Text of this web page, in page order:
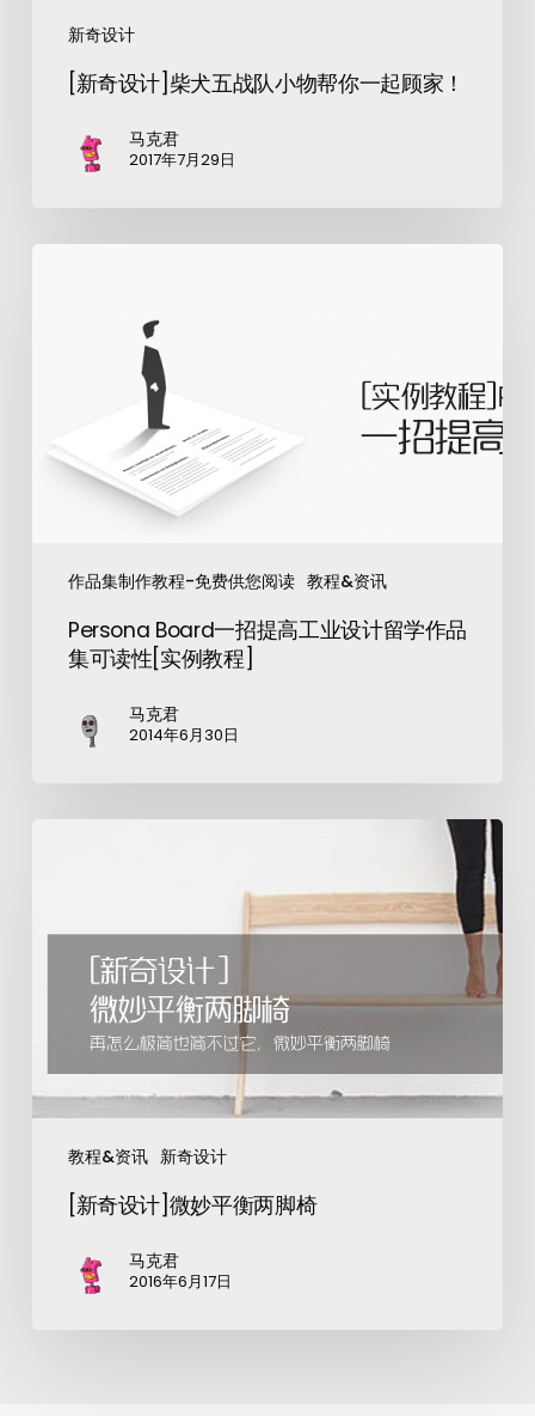
新奇设计
[新奇设计]柴犬五战队小物帮你一起顾家！
马克君
2017年7月29日
作品集制作教程-免费供您阅读 教程&资讯
Persona Board一招提高工业设计留学作品
集可读性[实例教程]
马克君
2014年6月30日
教程&资讯 新奇设计
[新奇设计]微妙平衡两脚椅
马克君
2016年6月17日